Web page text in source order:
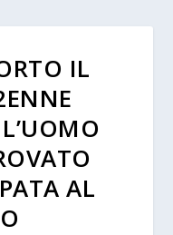
IL
AL